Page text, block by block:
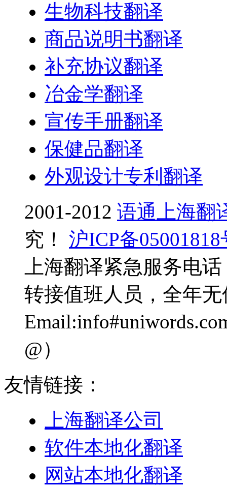
生物科技翻译
商品说明书翻译
补充协议翻译
冶金学翻译
宣传手册翻译
保健品翻译
外观设计专利翻译
2001-2012 语通上海翻
究！
沪ICP备05001818
上海翻译紧急服务电
转接值班人员，全年无
@）
友情链接：
上海翻译公司
软件本地化翻译
网站本地化翻译